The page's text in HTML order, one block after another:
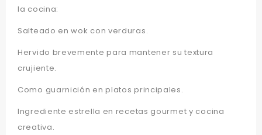
la cocina:
Salteado en wok con verduras.
Hervido brevemente para mantener su textura
crujiente.
Como guarnición en platos principales.
Ingrediente estrella en recetas gourmet y cocina
creativa.